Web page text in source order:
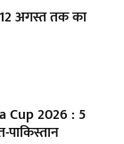
अगस्त तक का
Cup 2026 : 5